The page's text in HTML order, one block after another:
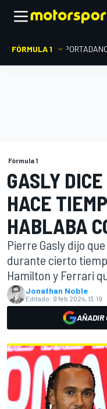
FÓRMULA 1 PORTADA
Fórmula 1
GASLY
HACE
HABLABA
Pierre Gasly dijo
durante cierto
Hamilton y Ferrari
Jonathan Noble
Editado: 9 feb 2024, 13:19
AÑADIR